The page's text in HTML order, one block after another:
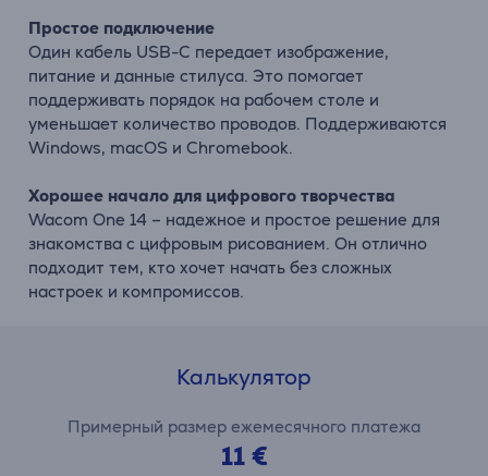
Простое подключение
Один кабель USB-C передает изображение,
питание и данные стилуса. Это помогает
поддерживать порядок на рабочем столе и
уменьшает количество проводов. Поддерживаются
Windows, macOS и Chromebook.
Хорошее начало для цифрового творчества
Wacom One 14 – надежное и простое решение для
знакомства с цифровым рисованием. Он отлично
подходит тем, кто хочет начать без сложных
настроек и компромиссов.
Калькулятор
Примерный размер ежемесячного платежа
11 €